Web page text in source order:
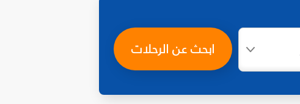
ابحث عن الرحلات